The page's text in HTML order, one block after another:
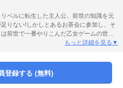
ベルに転生した主人公。前世の知識を元
りない!しかしとあるお茶会に参加し、そ
前世で一番やりこんだ乙女ゲームの世界!
!!!」足りないもの＝推しへの愛を取り戻
もっと詳細を見る▼
登録する (無料)